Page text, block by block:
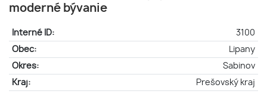
moderné bývanie
Interné ID:
3100
Obec:
Lipany
Okres:
Sabinov
Kraj:
Prešovský kraj